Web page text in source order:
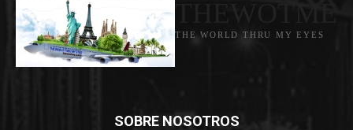
THE WORLD THRU MY EYES
SOBRE NOSOTROS